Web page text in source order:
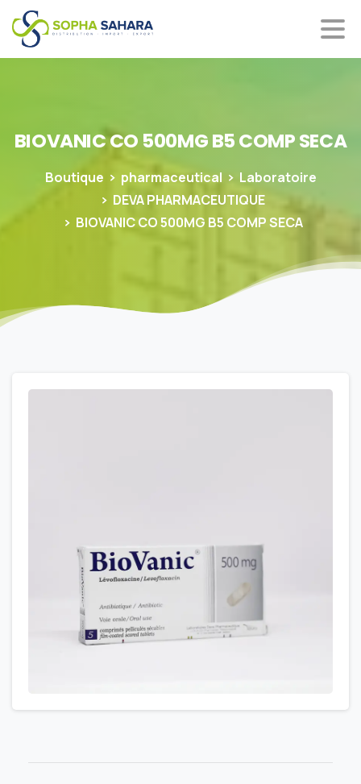
BIOVANICCO 500MGB5COMPSECA
Boutique pharmaceutical
Laboratoire
DEVA PHARMACEUTIQUE
BIOVANIC CO 500MG B5 COMP SECA